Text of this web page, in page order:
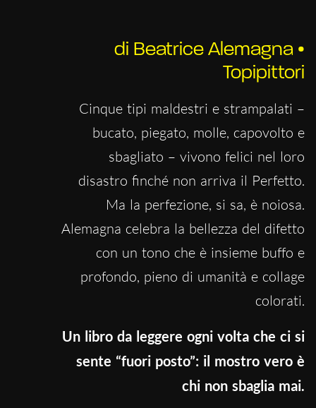
di Beatrice Alemagna •
Topipittori
Cinque tipi maldestri e strampalati –
bucato, piegato, molle, capovolto e
sbagliato – vivono felici nel loro
disastro finché non arriva il Perfetto.
Ma la perfezione, si sa, è noiosa.
Alemagna celebra la bellezza del difetto
con un tono che è insieme buffo e
profondo, pieno di umanità e collage
colorati.
Un libro da leggere ogni volta che ci si
sente “fuori posto”: il mostro vero è
chi non sbaglia mai.